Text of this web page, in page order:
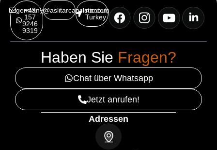
+49
157
9246
9319
germany@aslitarcanclinic.com
Istanbul,
Turkey
Haben Sie Fragen?
Chat über Whatsapp
Jetzt anrufen!
Adressen